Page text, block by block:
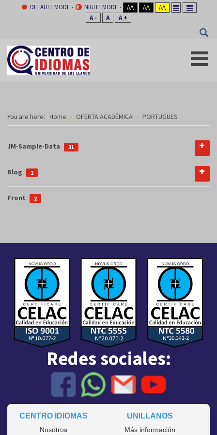
DEFAULT MODE NIGHT MODE AA AA
AA
A -
A A +
You are here: Home OFERTA ACADÉMICA PORTUGUES
JM-Sample-Data 31
Blog 2
TRAMITES
Front 2
Redes sociales:
CENTRO IDIOMAS UNILLANOS
Nosotros Más información